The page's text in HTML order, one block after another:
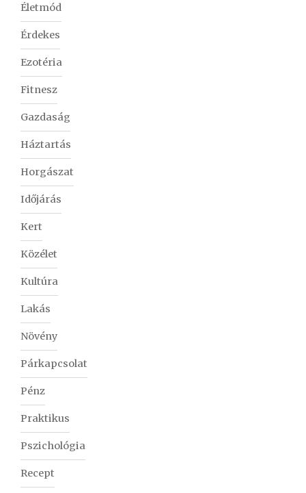
Életmód
Érdekes
Ezotéria
Fitnesz
Gazdaság
Háztartás
Horgászat
Időjárás
Kert
Közélet
Kultúra
Lakás
Növény
Párkapcsolat
Pénz
Praktikus
Pszichológia
Recept